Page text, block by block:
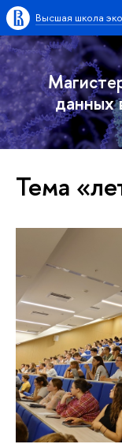
Высшая школа
данных
Тема